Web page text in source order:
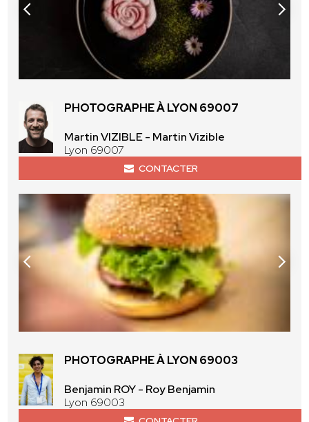
PHOTOGRAPHE À LYON 69007
Martin VIZIBLE - Martin Vizible
Lyon 69007
CONTACTER
PHOTOGRAPHE À LYON 69003
Benjamin ROY - Roy Benjamin
Lyon 69003